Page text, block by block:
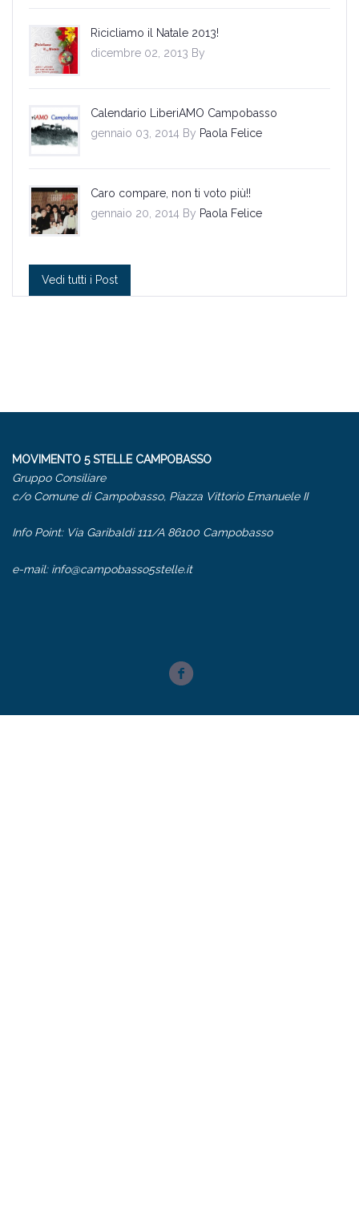
Ricicliamo il Natale 2013!
dicembre 02, 2013 By
Calendario LiberiAMO Campobasso
gennaio 03, 2014 By Paola Felice
Caro compare, non ti voto più!!
gennaio 20, 2014 By Paola Felice
Vedi tutti i Post
MOVIMENTO 5 STELLE CAMPOBASSO
Gruppo Consiliare
c/o Comune di Campobasso, Piazza Vittorio Emanuele II
Info Point: Via Garibaldi 111/A 86100 Campobasso
e-mail: info@campobasso5stelle.it